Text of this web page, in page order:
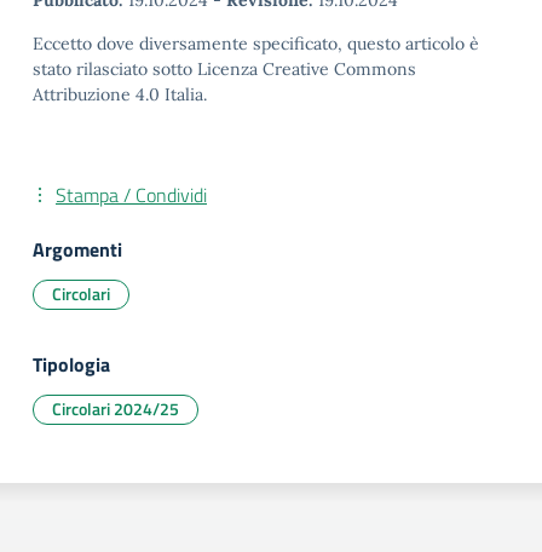
Eccetto dove diversamente specificato, questo articolo è
stato rilasciato sotto Licenza Creative Commons
Attribuzione 4.0 Italia.
Stampa / Condividi
Argomenti
Circolari
Tipologia
Circolari 2024/25